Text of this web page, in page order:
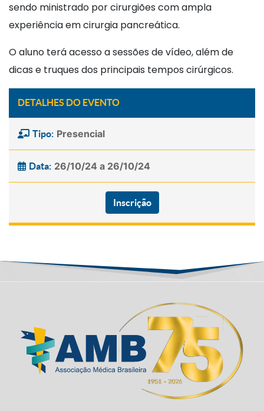
sendo ministrado por cirurgiões com ampla
experiência em cirurgia pancreática.
O aluno terá acesso a sessões de vídeo, além de
dicas e truques dos principais tempos cirúrgicos.
DETALHES DO EVENTO
Tipo: Presencial
Data: 26/10/24 a 26/10/24
Inscrição